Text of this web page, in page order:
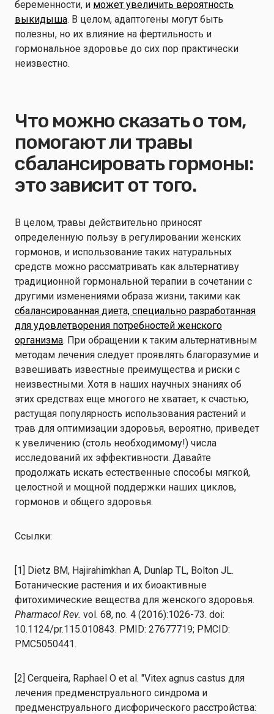
беременности, и может увеличить вероятность
выкидыша. В целом, адаптогены могут быть
полезны, но их влияние на фертильность и
гормональное здоровье до сих пор практически
неизвестно.
Что можно сказать о том,
помогают ли травы
сбалансировать гормоны:
это зависит от того.
В целом, травы действительно приносят
определенную пользу в регулировании женских
гормонов, и использование таких натуральных
средств можно рассматривать как альтернативу
традиционной гормональной терапии в сочетании с
другими изменениями образа жизни, такими как
сбалансированная диета, специально разработанная
для удовлетворения потребностей женского
организма. При обращении к таким альтернативным
методам лечения следует проявлять благоразумие и
взвешивать известные преимущества и риски с
неизвестными. Хотя в наших научных знаниях об
этих средствах еще многого не хватает, к счастью,
растущая популярность использования растений и
трав для оптимизации здоровья, вероятно, приведет
к увеличению (столь необходимому!) числа
исследований их эффективности. Давайте
продолжать искать естественные способы мягкой,
целостной и мощной поддержки наших циклов,
гормонов и общего здоровья.
Ссылки:
[1] Dietz BM, Hajirahimkhan A, Dunlap TL, Bolton JL.
Ботанические растения и их биоактивные
фитохимические вещества для женского здоровья.
Pharmacol Rev. vol. 68, no. 4 (2016):1026-73. doi:
10.1124/pr.115.010843. PMID: 27677719; PMCID:
PMC5050441.
[2] Cerqueira, Raphael O et al. "Vitex agnus castus для
лечения предменструального синдрома и
предменструального дисфорического расстройства: